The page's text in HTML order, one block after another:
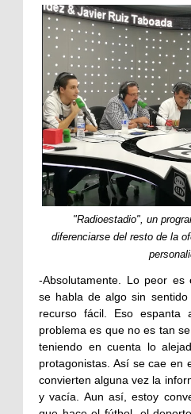
"Radioestadio", un
diferenciarse del resto de la
-Absolutamente. Lo peor es
se habla de algo sin
recurso fácil. Eso
problema es que no es tan
teniendo en cuenta lo
protagonistas. Así se cae en
convierten alguna vez la
y vacía. Aun así, estoy